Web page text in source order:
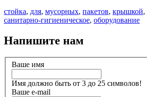
стойка, для, мусорных, пакетов, крышкой,
санитарно-гигиеническое, оборудование
Напишите нам
Ваше имя
Имя должно быть от 3 до 25 символов!
Ваше e-mail